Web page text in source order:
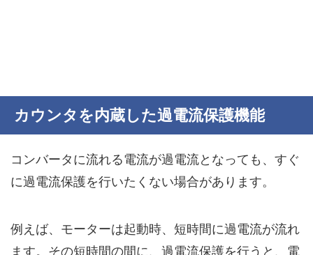
カウンタを内蔵した過電流保護機能
コンバータに流れる電流が過電流となっても、 すぐ
に過電流保護を行いたくない場合があります。
例えば、モーターは起動時、短時間に過電流が流れ
ます。その短時間の間に、過電流保護を行うと、電